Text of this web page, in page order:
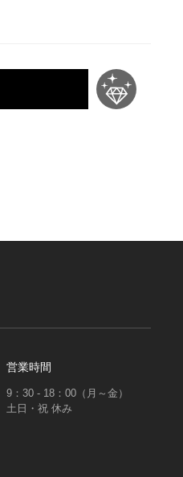
営業時間
9：30 - 18：00（月～金）
土日・祝 休み